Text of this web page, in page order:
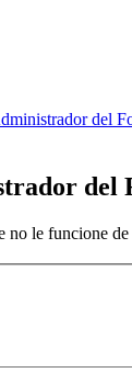
del
del
le funcione